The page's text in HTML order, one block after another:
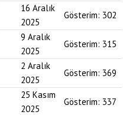
16 Aralık
2025
Gösterim: 302
9 Aralık
2025
Gösterim: 315
2 Aralık
2025
Gösterim: 369
25 Kasım
2025
Gösterim: 337